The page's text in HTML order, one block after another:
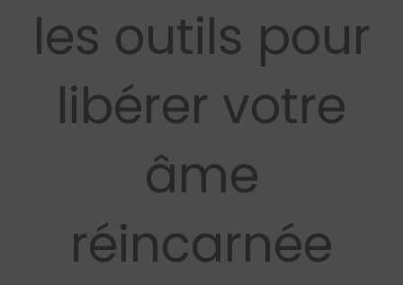
les outils pour
libérer votre
âme
réincarnée